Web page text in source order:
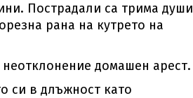
Пострадали са трима души
рана на кутрето на
домашен арест.
си в длъжност като